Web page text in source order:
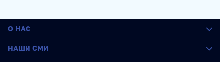
О НАС
История
НАШИ СМИ